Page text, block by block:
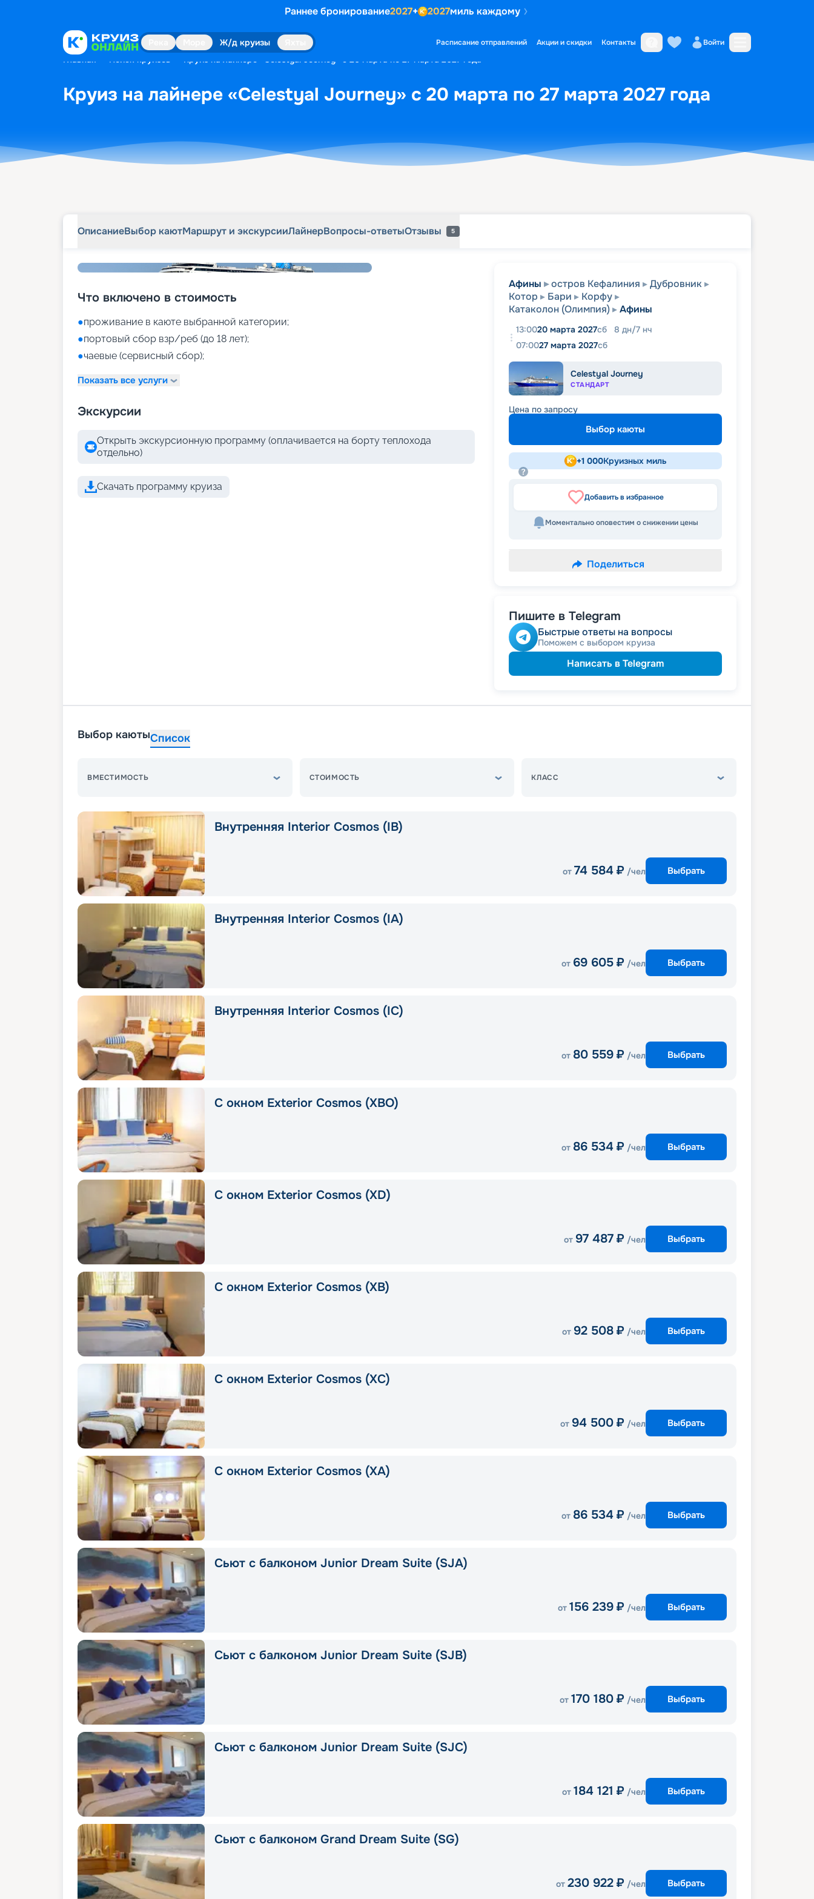
Раннее бронирование2027+ 2027миль каждому
Ж/д круизы Расписание отправлений Акции и скидки Контакты Войти
Главная Поиск круизов Круиз на лайнере «Celestyal Journey» с 20 марта по 27 марта 2027 года
Круиз на лайнере «Celestyal Journey» с 20 марта по 27 марта 2027 года
ОписаниеВыбор каютМаршрут и экскурсииЛайнерВопросы-ответыОтзывы 5
Что включено в стоимость
●проживание в каюте выбранной категории;
●портовый сбор взр/реб (до 18 лет);
●чаевые (сервисный сбор);
Показать все услуги
Экскурсии
Открыть экскурсионную программу (оплачивается на борту теплохода
отдельно)
Скачать программу круиза
Афины остров Кефалиния
Дубровник
Котор
Бари
Корфу
Катаколон (Олимпия)
Афины
13:0020 марта 2027сб 8 дн/7 нч
07:0027 марта 2027сб
Celestyal Journey
СТАНДАРТ
Цена по запросу
Выбор каюты
+1 000Круизных миль
Добавить в избранное
Моментально оповестим о снижении цены
Поделиться
Пишите в Telegram
Быстрые ответы на вопросы
Поможем с выбором круиза
Написать в Telegram
Выбор каютыСписок
ВМЕСТИМОСТЬ СТОИМОСТЬ КЛАСС
Внутренняя Interior Cosmos (IB)
от 74 584 ₽ /чел Выбрать
Внутренняя Interior Cosmos (IA)
от 69 605 ₽ /чел Выбрать
Внутренняя Interior Cosmos (IC)
от 80 559 ₽ /чел Выбрать
С окном Exterior Cosmos (XBO)
от 86 534 ₽ /чел Выбрать
С окном Exterior Cosmos (XD)
от 97 487 ₽ /чел Выбрать
С окном Exterior Cosmos (XB)
от 92 508 ₽ /чел Выбрать
С окном Exterior Cosmos (XС)
от 94 500 ₽ /чел Выбрать
С окном Exterior Cosmos (XA)
от 86 534 ₽ /чел Выбрать
Сьют с балконом Junior Dream Suite (SJA)
от 156 239 ₽ /чел Выбрать
Сьют с балконом Junior Dream Suite (SJB)
от 170 180 ₽ /чел Выбрать
Сьют с балконом Junior Dream Suite (SJC)
от 184 121 ₽ /чел Выбрать
Сьют с балконом Grand Dream Suite (SG)
от 230 922 ₽ /чел Выбрать